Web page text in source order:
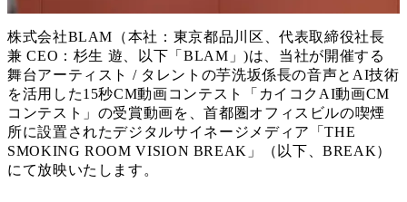
株式会社BLAM（本社：東京都品川区、代表取締役社長
兼 CEO：杉生 遊、以下「BLAM」)は、当社が開催する
舞台アーティスト / タレントの芋洗坂係長の音声とAI技術
を活用した15秒CM動画コンテスト「カイコクAI動画CM
コンテスト」の受賞動画を、首都圏オフィスビルの喫煙
所に設置されたデジタルサイネージメディア「THE
SMOKING ROOM VISION BREAK」（以下、BREAK）
にて放映いたします。